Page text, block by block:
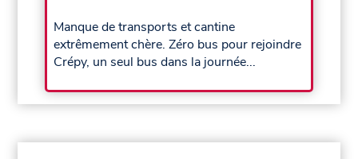
Manque de transports et cantine
extrêmement chère. Zéro bus pour rejoindre
Crépy, un seul bus dans la journée...